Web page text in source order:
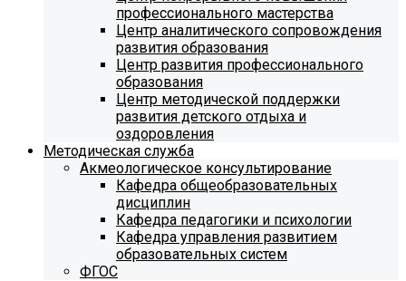
профессионального мастерства
Центр аналитического сопровождения
развития образования
Центр развития профессионального
образования
Центр методической поддержки
развития детского отдыха и
оздоровления
Методическая служба
Акмеологическое консультирование
Кафедра общеобразовательных
дисциплин
Кафедра педагогики и психологии
Кафедра управления развитием
образовательных систем
ФГОС